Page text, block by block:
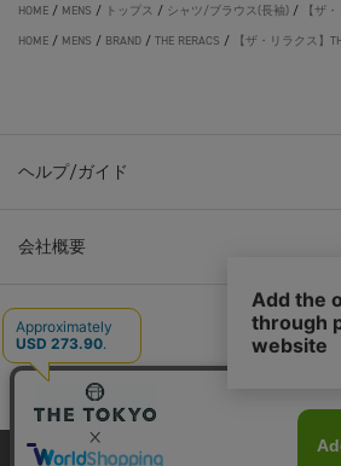
HOME / MENS / トップス / シャツ/ブラウス(長袖) /
【ザ
HOME / MENS / BRAND / THE RERACS / 【ザ・リラクス】
ヘルプ/ガイド
会社概要
© TOKYO BASE CO., LTD
当サイトはクッキー(cookie)を使用します。ク